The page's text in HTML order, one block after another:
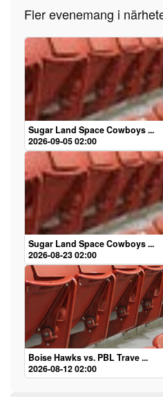
Fler evenemang i
Sugar Land Space Cowboys ...
2026-09-05 02:00
Sugar Land Space Cowboys ...
2026-08-23 02:00
Boise Hawks vs. PBL Trave ...
2026-08-12 02:00